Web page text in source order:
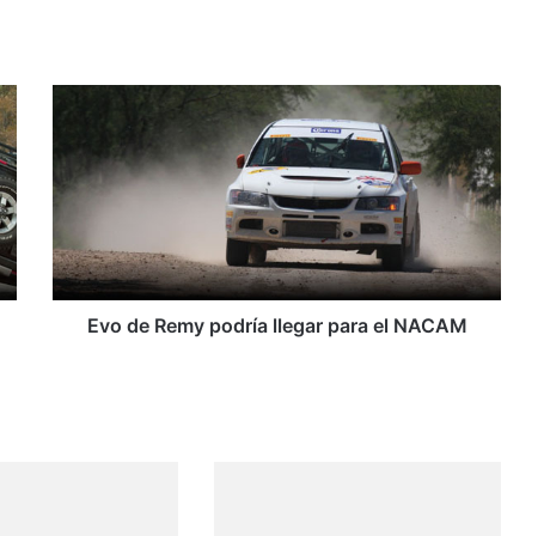
e
e
m
y
Evo de Remy podría llegar para el NACAM